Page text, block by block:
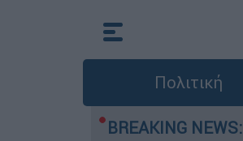
Πολιτική
BREAKING NEWS:
τρία αεροσκάφη